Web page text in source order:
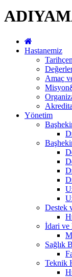
Hastanemiz
Amaç
Yönetim
Destek
İdari ve
Sağlık
Teknik